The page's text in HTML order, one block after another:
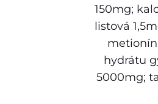
150mg;
listová
hydrátu
5000mg;